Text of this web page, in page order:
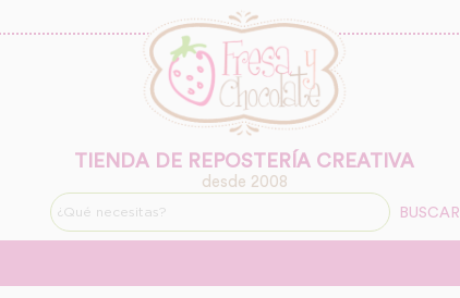
TIENDA DE REPOSTERÍA CREATIVA
desde 2008
BUSCAR